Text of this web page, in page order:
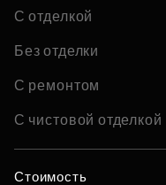
С отделкой
Без отделки
С ремонтом
С чистовой отделкой
Стоимость